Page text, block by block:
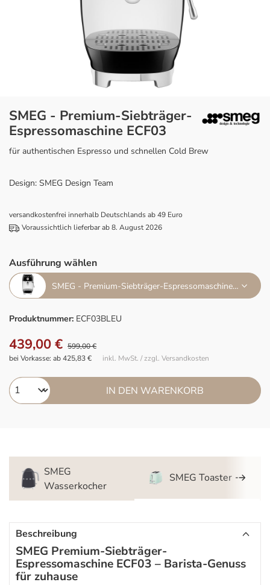
SMEG - Premium-Siebträger-
Espressomaschine ECF03
für authentischen Espresso und schnellen Cold Brew
Design: SMEG Design Team
versandkostenfrei innerhalb Deutschlands ab 49 Euro
Voraussichtlich lieferbar ab 8. August 2026
Ausführung wählen
SMEG - Premium-Siebträger-Espressomaschine ECF03 schwarz
Produktnummer: ECF03BLEU
439,00 € 599,00 €
inkl. MwSt. / zzgl. Versandkosten
bei Vorkasse: ab 425,83 €
IN DEN WARENKORB
SMEG
Wasserkocher
SMEG Toaster
Beschreibung
SMEG Premium-Siebträger-
Espressomaschine ECF03 – Barista-Genuss
für zuhause